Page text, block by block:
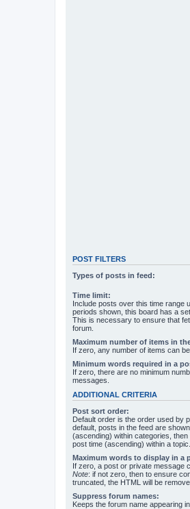
POST FILTERS
Types of posts in feed:
Time limit:
Include posts over this time range
periods shown, this board has a
This is necessary to ensure that
forum.
Maximum number of items in
If zero, any number of items can be
Minimum words required in a
If zero, there are no minimum
messages.
ADDITIONAL CRITERIA
Post sort order:
Default order is the order used by
default, posts in the feed are
(ascending) within categories,
post time (ascending) within a topic.
Maximum words to display in a
If zero, a post or private message
Note: if not zero, then to ensure
truncated, the HTML will be
Suppress forum names:
Keeps the forum name appearing